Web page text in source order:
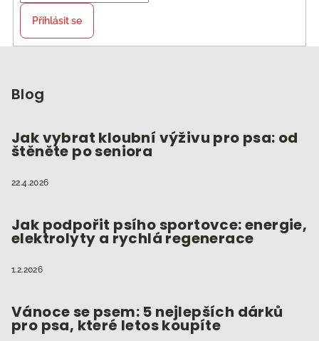
Přihlásit se
Blog
Jak vybrat kloubní výživu pro psa: od
štěněte po seniora
22.4.2026
Jak podpořit psího sportovce: energie,
elektrolyty a rychlá regenerace
1.2.2026
Vánoce se psem: 5 nejlepších dárků
pro psa, které letos koupíte